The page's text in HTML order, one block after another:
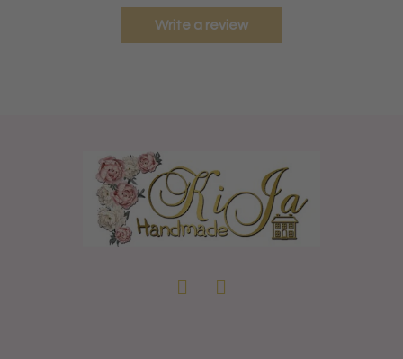
Write a review